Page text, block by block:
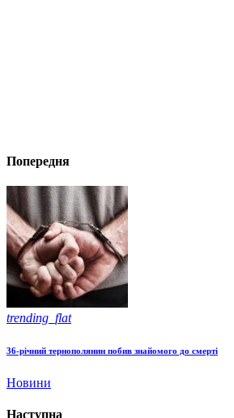
Попередня
trending_flat
36-річний тернополянин побив знайомого до смерті
Новини
Наступна